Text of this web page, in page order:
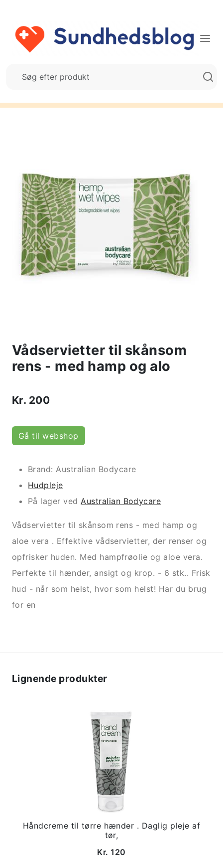
Vådservietter til skånsom
rens - med hamp og alo
Kr. 200
Gå til webshop
Brand: Australian Bodycare
Hudpleje
På lager vedAustralian Bodycare
Vådservietter til skånsom rens - med hamp og
aloe vera . Effektive vådservietter, der renser og
opfrisker huden. Med hampfrøolie og aloe vera.
Perfekte til hænder, ansigt og krop. - 6 stk.. Frisk
hud - når som helst, hvor som helst! Har du brug
for en
Lignende produkter
Håndcreme til tørre hænder . Daglig pleje af
tør,
Kr. 120